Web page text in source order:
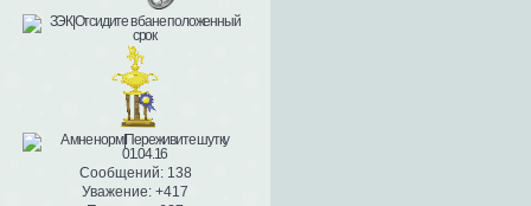
Сообщений:138
Уважение: +417